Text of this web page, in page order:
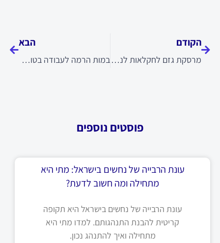
הקודם
מרסקת גזם לחקלאות לניקוי שטחים
הבא
במות הרמה לעבודה בטוחה ונוחה בפרויקטים בשטח
פוסטים נוספים
עונת הרבייה של נחשים בישראל: מתי היא
מתחילה ומה חשוב לדעת?
עונת הרבייה של נחשים בישראל היא תקופה
קריטית להבנת התנהגותם. למדו מתי היא
מתחילה ואיך להתנהג נכון.